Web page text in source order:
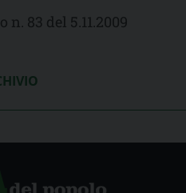
n. 83 del 5.11.2009